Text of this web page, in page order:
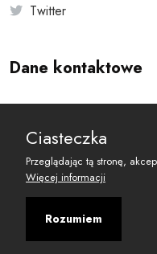
Twitter
Dane kontaktowe
Ciasteczka
Przeglądając tą stronę,
Więcej informacji
Rozumiem